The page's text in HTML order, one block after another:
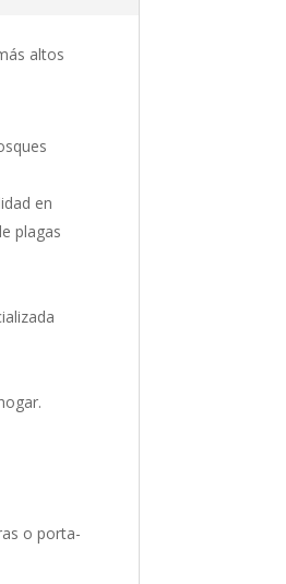
altos
en
plagas
o porta-